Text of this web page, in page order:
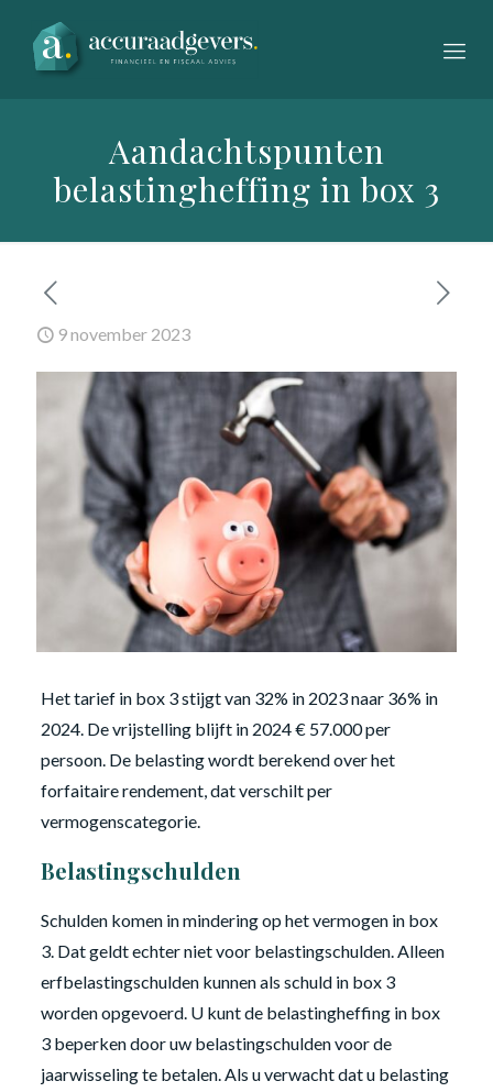
Aandachtspunten
belastingheffing in box 3
9 november 2023
Het tarief in box 3 stijgt van 32% in 2023 naar 36% in
2024. De vrijstelling blijft in 2024 € 57.000 per
persoon. De belasting wordt berekend over het
forfaitaire rendement, dat verschilt per
vermogenscategorie.
Belastingschulden
Schulden komen in mindering op het vermogen in box
3. Dat geldt echter niet voor belastingschulden. Alleen
erfbelastingschulden kunnen als schuld in box 3
worden opgevoerd. U kunt de belastingheffing in box
3 beperken door uw belastingschulden voor de
jaarwisseling te betalen. Als u verwacht dat u belasting